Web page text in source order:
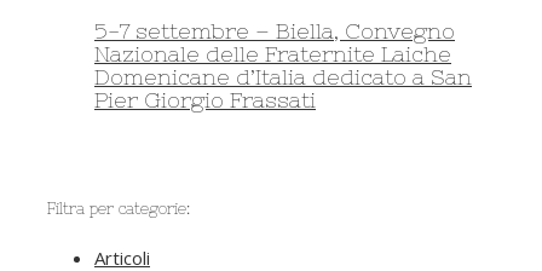
5-7 settembre – Biella, Convegno
Nazionale delle Fraternite Laiche
Domenicane d’Italia dedicato a San
Pier Giorgio Frassati
Filtra per categorie:
Articoli